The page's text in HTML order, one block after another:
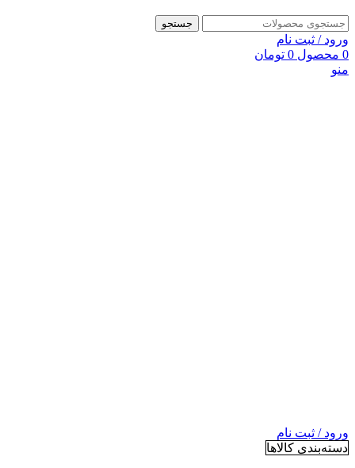
جستجو
ورود / ثبت نام
0 محصول 0 تومان
منو
ورود / ثبت نام
دسته‌بندی کالاها